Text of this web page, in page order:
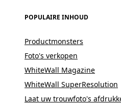
POPULAIRE INHOUD
Productmonsters
Foto's verkopen
WhiteWall Magazine
WhiteWall SuperResolution
Laat uw trouwfoto's